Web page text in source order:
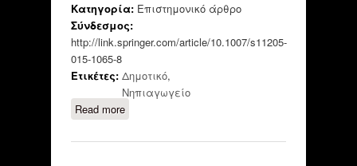
Κατηγορία: Επιστημονικό άρθρο
Σύνδεσμος:
http://link.springer.com/article/10.1007/s11205-
015-1065-8
Ετικέτες: Δημοτικό,
Νηπιαγωγείο
Read moreabout Mouza, A.M., & Souchamvali,
Reforms and Unplanned